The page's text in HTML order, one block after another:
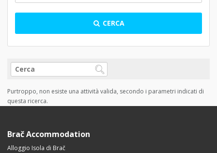
CERCA
Purtroppo, non esiste una attività valida, secondo i parametri indicati di
questa ricerca.
Brač Accommodation
Alloggio Isola di Brač